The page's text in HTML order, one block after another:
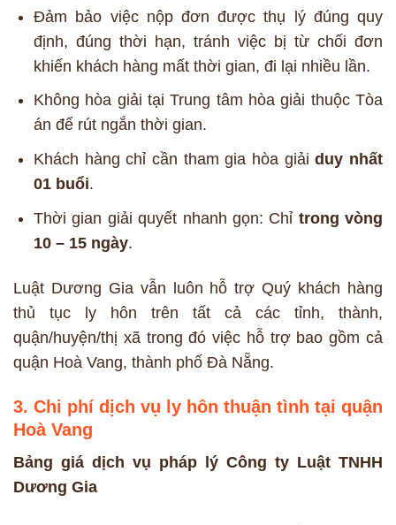
Đảm bảo việc nộp đơn được thụ lý đúng quy
định, đúng thời hạn, tránh việc bị từ chối đơn
khiến khách hàng mất thời gian, đi lại nhiều lần.
Không hòa giải tại Trung tâm hòa giải thuộc Tòa
án để rút ngắn thời gian.
Khách hàng chỉ cần tham gia hòa giảiduy nhất
01 buổi.
Thời gian giải quyết nhanh gọn: Chỉ trong vòng
10 – 15 ngày.
Luật Dương Gia vẫn luôn hỗ trợ Quý khách hàng
thủ tục ly hôn trên tất cả các tỉnh, thành,
quận/huyện/thị xã trong đó việc hỗ trợ bao gồm cả
quận Hoà Vang, thành phố Đà Nẵng.
3. Chi phí dịch vụ ly hôn thuận tình tại quận
Hoà Vang
Bảng giá dịch vụ pháp lý Công ty Luật TNHH
Dương Gia